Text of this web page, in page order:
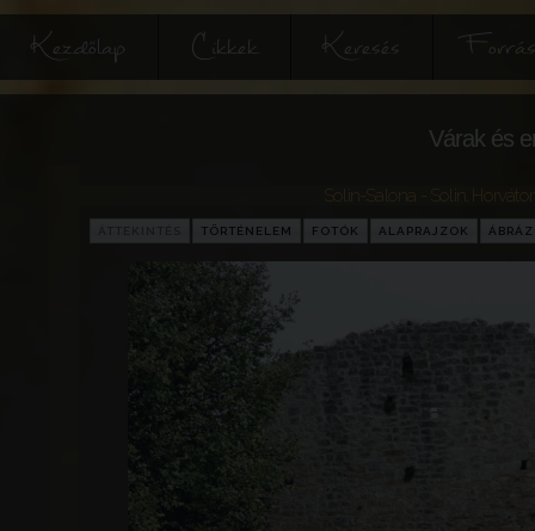
Kezdőlap Cikkek Keresés
Várak és
Solin-Salona - Solin
TÖRTÉNELEM FOTÓK ALAPRAJZOK